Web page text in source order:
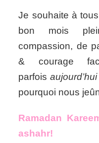
Je souhaite à
bon mois
compassion, de
& courage
parfois aujourd’hui
pourquoi nous
Ramadan
ashahr!